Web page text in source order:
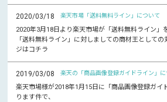
2020/03/18 楽天市場「送料無料ライン」について
2020年3月18日より楽天市場が「送料無料ライン」
「送料無料ライン」に対しましての商材王として
ジはコチラ
2019/03/08 楽天の「商品画像登録ガイドライン」に
楽天市場様が2018年1月15日に「商品画像登録ガイ
ります件で、